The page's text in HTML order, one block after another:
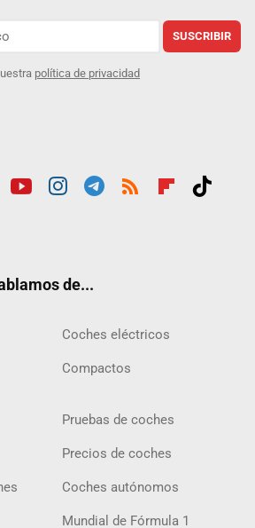
SUSCRIBIR
política de privacidad
de...
Coches eléctricos
Compactos
Pruebas de coches
Precios de coches
Coches autónomos
Mundial de Fórmula 1